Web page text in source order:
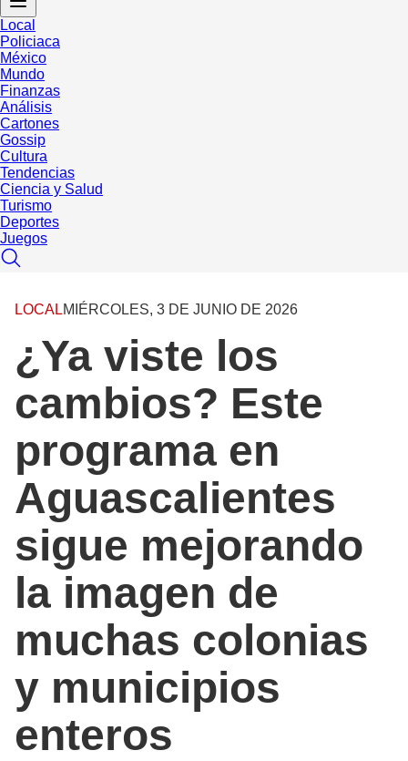
Local
Policiaca
México
Mundo
Finanzas
Análisis
Cartones
Gossip
Cultura
Tendencias
Ciencia y Salud
Turismo
Deportes
Juegos
LOCALMIÉRCOLES, 3 DE JUNIO DE 2026
¿Ya viste los
cambios? Este
programa en
Aguascalientes
sigue mejorando
la imagen de
muchas colonias
y municipios
enteros